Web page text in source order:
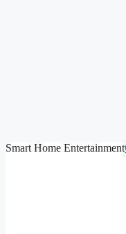
Smart Home Entertainment